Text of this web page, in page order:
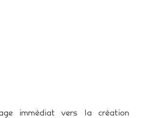
immédiat vers la création